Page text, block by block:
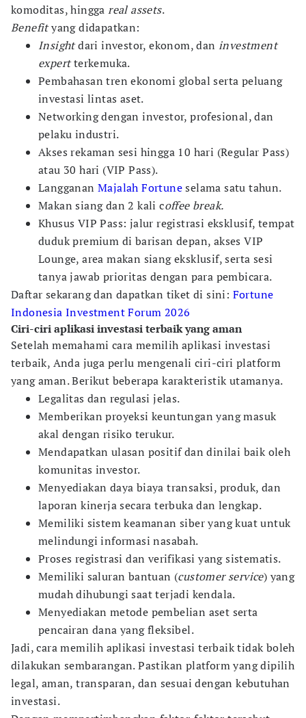
komoditas, hinggareal assets.
Benefityang didapatkan:
Insightdari investor, ekonom, daninvestment
expertterkemuka.
Pembahasan tren ekonomi global serta peluang
investasi lintas aset.
Networking dengan investor, profesional, dan
pelaku industri.
Akses rekaman sesi hingga 10 hari (Regular Pass)
atau 30 hari (VIP Pass).
LanggananMajalah Fortuneselama satu tahun.
Makan siang dan 2 kali coffee break.
Khusus VIP Pass: jalur registrasi eksklusif, tempat
duduk premium di barisan depan, akses VIP
Lounge, area makan siang eksklusif, serta sesi
tanya jawab prioritas dengan para pembicara.
Daftar sekarang dan dapatkan tiket di sini: Fortune
Indonesia Investment Forum 2026
Ciri-ciri aplikasi investasi terbaik yang aman
Setelah memahami cara memilih aplikasi investasi
terbaik, Anda juga perlu mengenali ciri-ciri platform
yang aman. Berikut beberapa karakteristik utamanya.
Legalitas dan regulasi jelas.
Memberikan proyeksi keuntungan yang masuk
akal dengan risiko terukur.
Mendapatkan ulasan positif dan dinilai baik oleh
komunitas investor.
Menyediakan daya biaya transaksi, produk, dan
laporan kinerja secara terbuka dan lengkap.
Memiliki sistem keamanan siber yang kuat untuk
melindungi informasi nasabah.
Proses registrasi dan verifikasi yang sistematis.
Memiliki saluran bantuan (customer service) yang
mudah dihubungi saat terjadi kendala.
Menyediakan metode pembelian aset serta
pencairan dana yang fleksibel.
Jadi, cara memilih aplikasi investasi terbaik tidak boleh
dilakukan sembarangan. Pastikan platform yang dipilih
legal, aman, transparan, dan sesuai dengan kebutuhan
investasi.